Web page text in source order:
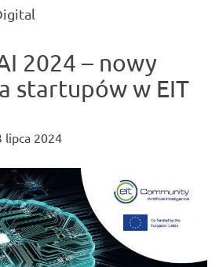
2024 – nowy
startupów w EIT
lipca 2024